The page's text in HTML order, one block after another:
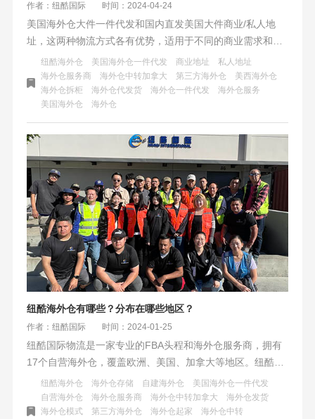
作者：纽酷国际 时间：2024-04-24
美国海外仓大件一件代发和国内直发美国大件商业/私人地
址，这两种物流方式各有优势，适用于不同的商业需求和产
品类型。在选择适合的物流方式时，卖家需要考虑自己的产
品特性、资金状况、市场需求和供应链稳定性。对于大件商
品，海外仓一件代发可以提供更快的物流时效和更低的物流
成本，但也需要更多的前期投入和库存管理。
纽酷海外仓 美国海外仓一件代发 商业地址
私人地址
海外仓服务商
海外仓中转加拿大 第三方海外仓
美西海外仓
海外仓拆柜
海外仓代发货 海外仓一件代发
海外仓服务
美国海外仓
海外仓
纽酷海外仓有哪些？分布在哪些地区？
作者：纽酷国际 时间：2024-01-25
纽酷国际物流是一家专业的FBA头程和海外仓服务商，拥有
17个自营海外仓，覆盖欧洲、美国、加拿大等地区。纽酷国
际物流提供仓储、暂存、贴标、打单、中转、一件代发等服
务，以及码头拖柜/机场提货、清关、尾程卡车派送等服务，
满足客户的各种物流需求。纽酷国际物流具有九年的运营经
纽酷海外仓 海外仓存储 自建海外仓
美国海外仓一件代发
自营海外仓
海外仓服务商 海外仓中转加拿大
海外仓发货
海外仓模式
第三方海外仓 海外仓起家
海外仓中转